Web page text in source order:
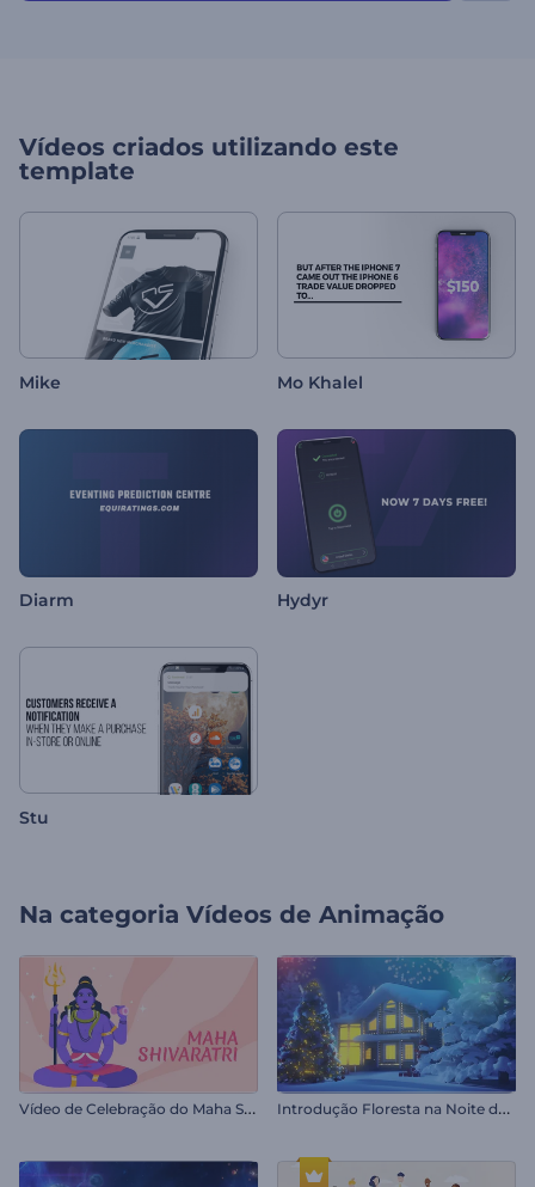
Vídeos criados utilizando este
template
Mike Mo Khalel
Diarm Hydyr
Stu
Na categoria Vídeos de Animação
V
ídeo de Celebração do Maha Shivratri I
ntrodução Floresta na Noite de Natal